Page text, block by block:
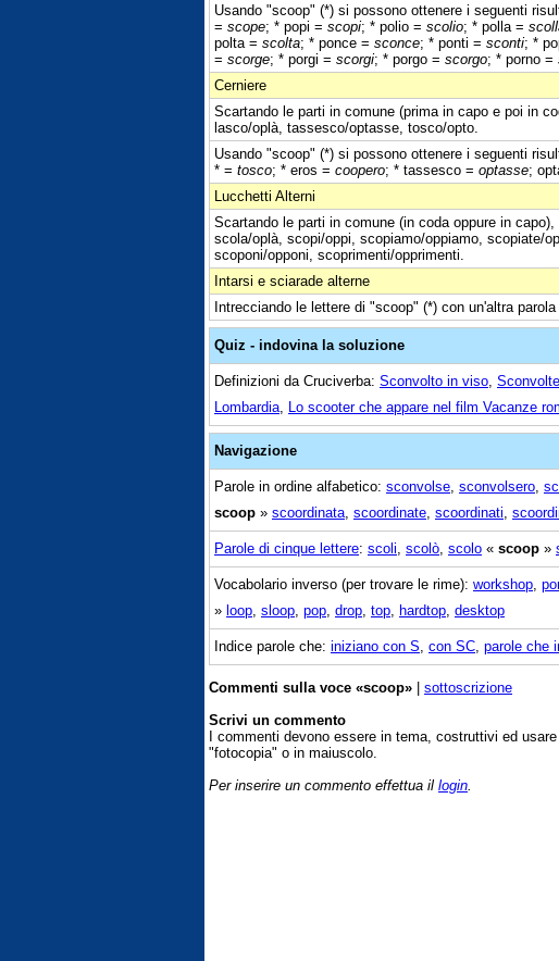
Usando "scoop" (*) si possono ottenere i seguenti
= scope; * popi = scopi; * polio = scolio; * polla =
polta = scolta; * ponce = sconce; * ponti = sconti; *
= scorge; * porgi = scorgi; * porgo = scorgo; * porno =
Cerniere
Scartando le parti in comune (prima in capo e poi in
lasco/oplà, tassesco/optasse, tosco/opto.
Usando "scoop" (*) si possono ottenere i seguenti
* = tosco; * eros = coopero; * tassesco = optasse;
Lucchetti Alterni
Scartando le parti in comune (in coda oppure in
scola/oplà, scopi/oppi, scopiamo/oppiamo, scopiate/
scoponi/opponi, scoprimenti/opprimenti.
Intarsi e sciarade alterne
Intrecciando le lettere di "scoop" (*) con un'altra
Quiz - indovina la soluzione
Definizioni da Cruciverba: Sconvolto in viso
Lombardia Lo scooter che appare nel film Vacanze
Navigazione
Parole in ordine alfabetico: sconvolse sconvolsero
scoop » scoordinata scoordinate scoordinati
Parole di cinque lettere: scoli scolò scolo « scoop »
Vocabolario inverso (per trovare le rime): workshop
» loop sloop pop drop top hardtop desktop
Indice parole che: iniziano con S con SC parole che
Commenti sulla voce «scoop» | sottoscrizione
Scrivi un commento
I commenti devono essere in tema, costruttivi ed
"fotocopia" o in maiuscolo.
Per inserire un commento effettua il login